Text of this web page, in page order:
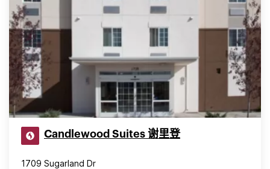
Candlewood Suites 谢里登
1709 Sugarland Dr